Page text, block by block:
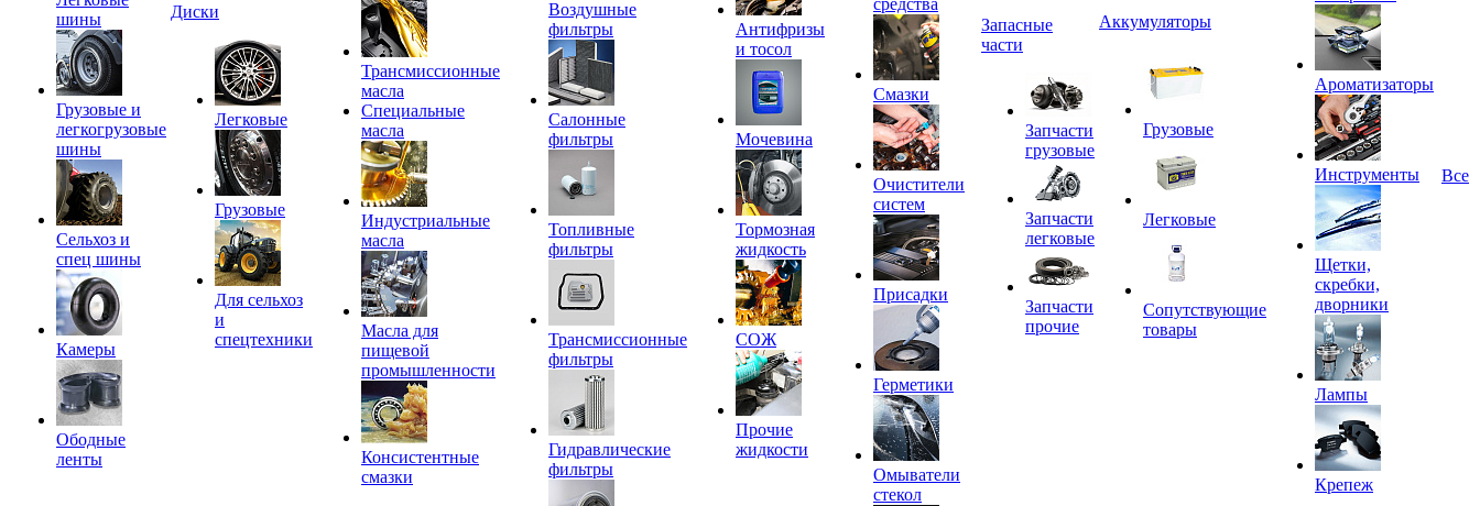
шины
Грузовые и
легкогрузовые
шины
Сельхоз и
спец шины
Камеры
Ободные
ленты
Диски
Легковые
Грузовые
Для сельхоз
и
спецтехники
Трансмиссионные
масла
Специальные
масла
Индустриальные
масла
Масла для
пищевой
промышленности
Консистентные
смазки
Воздушные
фильтры
Салонные
фильтры
Топливные
фильтры
Трансмиссионные
фильтры
Гидравлические
фильтры
Антифризы
и тосол
Мочевина
Тормозная
жидкость
СОЖ
Прочие
жидкости
средства
Смазки
Очистители
систем
Присадки
Герметики
Омыватели
стекол
Запасные
части
Запчасти
грузовые
Запчасти
легковые
Запчасти
прочие
Аккумуляторы
Грузовые
Легковые
Сопутствующие
товары
Ароматизаторы
Инструменты
Щетки,
скребки,
дворники
Лампы
Крепеж
Все